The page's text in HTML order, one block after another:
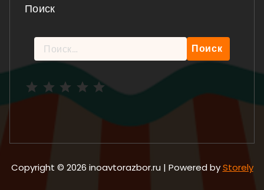
Поиск
Найти:
Copyright © 2026 inoavtorazbor.ru | Powered byStorely